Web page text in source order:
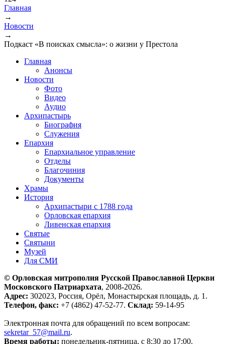
Вы здесь
Главная
→
Новости
→
Подкаст «В поисках смысла»: о жизни у Престола
Главная
Анонсы
Новости
Фото
Видео
Аудио
Архипастырь
Биография
Служения
Епархия
Епархиальное управление
Отделы
Благочиния
Документы
Храмы
История
Архипастыри с 1788 года
Орловская епархия
Ливенская епархия
Святые
Святыни
Музей
Для СМИ
© Орловская митрополия Русской Православной Церкви
Московского Патриархата, 2008-2026.
Адрес: 302023, Россия, Орёл, Монастырская площадь, д. 1.
Телефон, факс: +7 (4862) 47-52-77. Склад: 59-14-95
Электронная почта для обращений по всем вопросам:
sekretar_57@mail.ru.
Время работы: понедельник-пятница, с 8:30 до 17:00.